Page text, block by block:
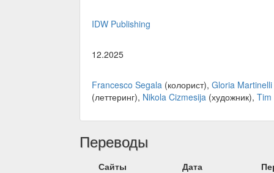
IDW Publishing
12.2025
Francesco Segala (колорист), Gloria Martinelli
(леттеринг), Nikola Cizmesija (художник), Tim
Переводы
Сайты Дата